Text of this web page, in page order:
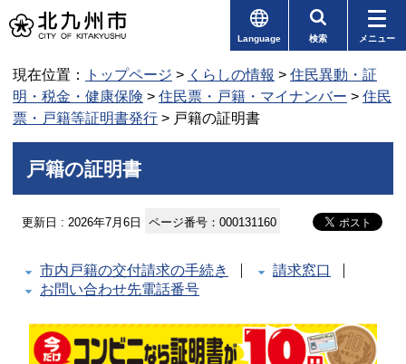
Language 検索 メニュー
現在位置： トップページ > くらしの情報 > 住民異動・証
明・税金・健康保険 > 住民票・戸籍・マイナンバー > 住民
票・戸籍等証明書発行 > 戸籍の証明書
戸籍の証明書
更新日 : 2026年7月6日 ページ番号：000131160
市内戸籍の交付請求の手続き
請求窓口
お問い合わせ先電話番号